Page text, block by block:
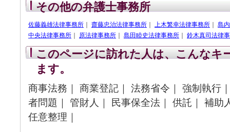
その他の弁護士事務所
佐藤義雄法律事務所 齋藤忠治法律事務所 上木繁幸法律事務所
島
中央法律事務所
原法律事務所 島田睦史法律事務所 鈴木真司法律
このページに訪れた人は、こんなキ
ます。
商事法務｜ 商業登記｜ 法務省令｜ 強制執行
者問題｜ 管財人｜ 民事保全法｜ 供託｜ 補助
任意整理｜